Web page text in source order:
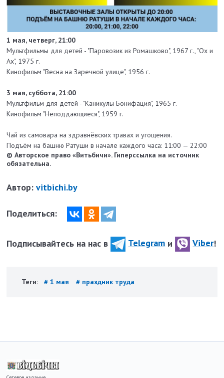
1 мая, четверг, 21:00
Мультфильмы для детей - "Паровозик из Ромашково", 1967 г., "Ох и
Ах", 1975 г.
Кинофильм "Весна на Заречной улице", 1956 г.
3 мая, суббота, 21:00
Мультфильм для детей - "Каникулы Бонифация", 1965 г.
Кинофильм "Неподдающиеся", 1959 г.
Чай из самовара на здравнёвских травах и угощения.
Подъём на башню Ратуши в начале каждого часа: 11:00 — 22:00
© Авторское право «Витьбичи». Гиперссылка на источник
обязательна.
Автор:vitbichi.by
Поделиться:
Подписывайтесь на нас в Telegram и Viber!
Теги: # 1 мая # праздник труда